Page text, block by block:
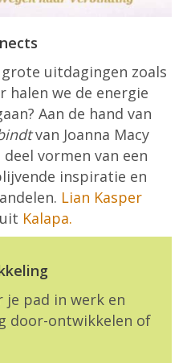
uitdagingen zoals
halen we de energie
Aan de hand van
van Joanna Macy
vormen van een
inspiratie en
Lian Kasper
Kalapa.
je pad in werk en
door-ontwikkelen of